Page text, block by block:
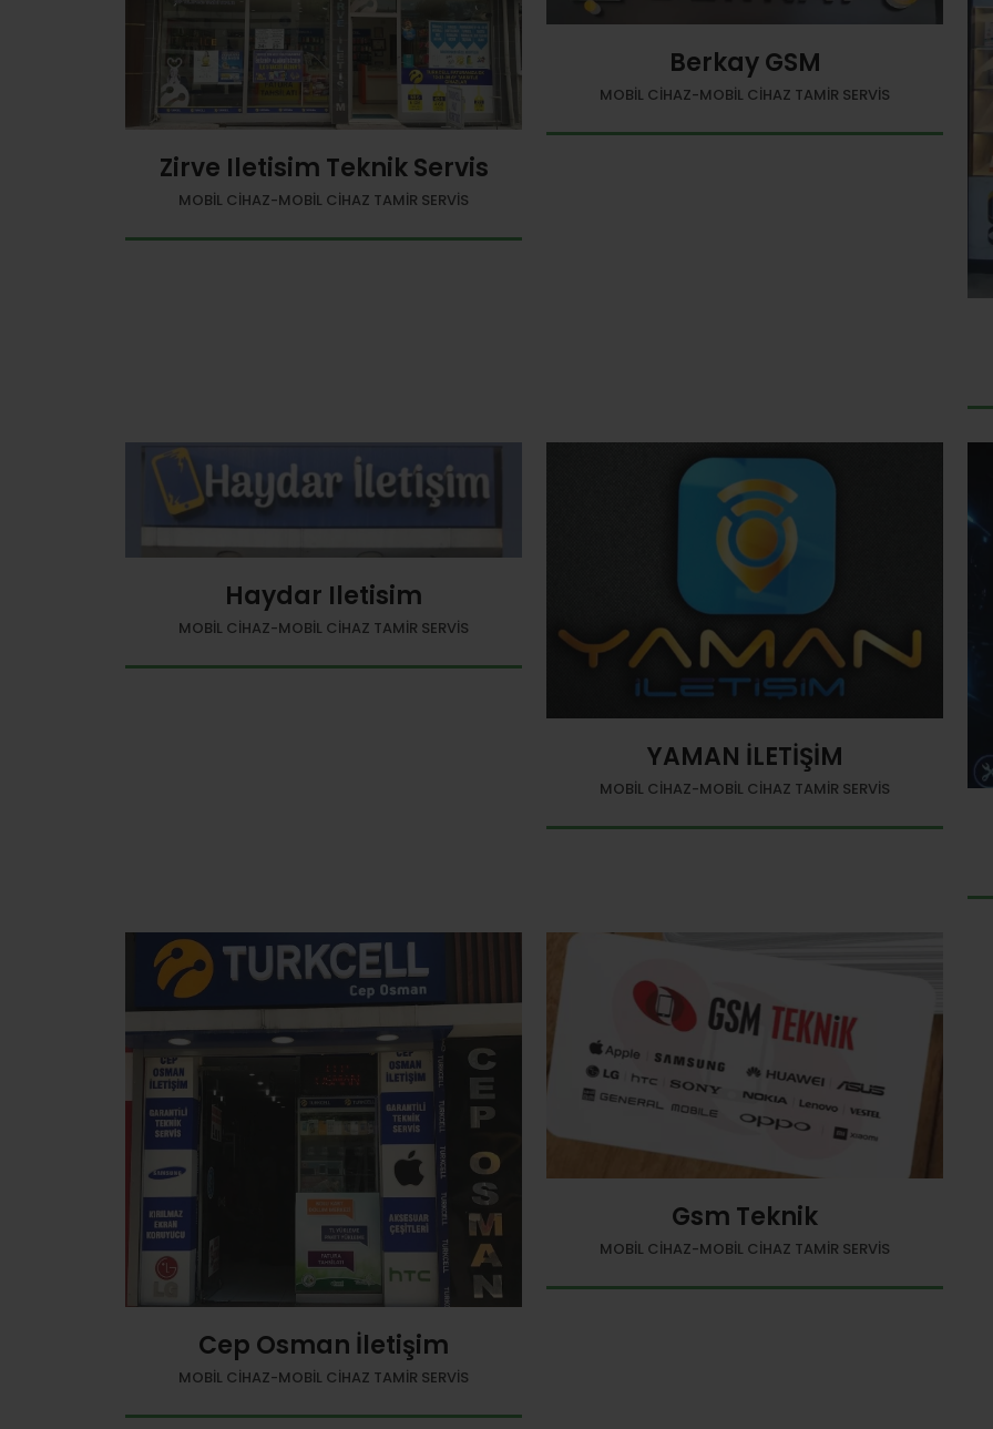
Zirve Iletisim Teknik Servis
MOBIL CIHAZ-MOBIL CIHAZ TAMIR SERVIS
Berkay GSM
MOBIL CIHAZ-MOBIL CIHAZ TAMIR SERVIS
Haydar Iletisim
MOBIL CIHAZ-MOBIL CIHAZ TAMIR SERVIS
YAMAN İLETİŞİM
MOBIL CIHAZ-MOBIL CIHAZ TAMIR SERVIS
Cep Osman İletişim
MOBIL CIHAZ-MOBIL CIHAZ TAMIR SERVIS
Gsm Teknik
MOBIL CIHAZ-MOBIL CIHAZ TAMIR SERVIS